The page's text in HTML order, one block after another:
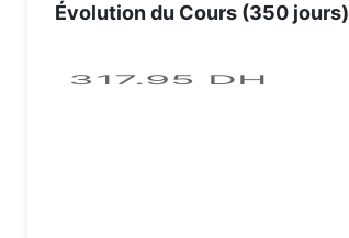
Évolution du Cours (350 jours)
317.95 DH